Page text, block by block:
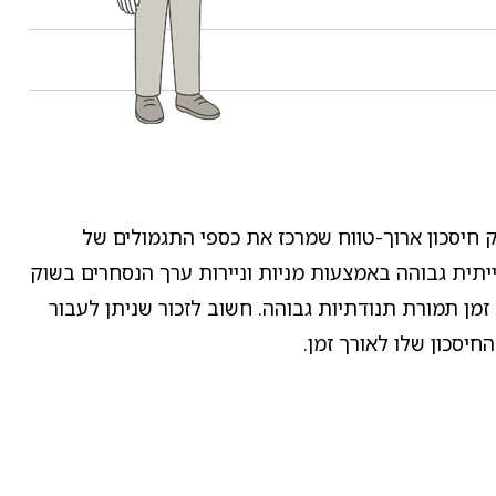
ארוך-טווח שמרכז את כספי התגמולים של
גבוהה באמצעות מניות וניירות ערך הנסחרים בשוק
תמורת תנודתיות גבוהה. חשוב לזכור שניתן לעבור
שלו לאורך זמן.